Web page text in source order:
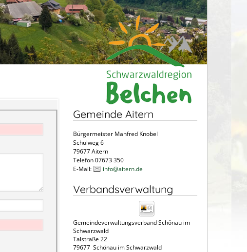
Gemeinde Aitern
Bürgermeister Manfred Knobel
Schulweg 6
79677 Aitern
Telefon 07673 350
E-Mail:
info@aitern.de
Verbandsverwaltung
Gemeindeverwaltungsverband Schönau im
Schwarzwald
Talstraße 22
79677 Schönau im Schwarzwald